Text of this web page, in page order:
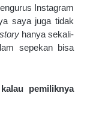
Instagram
saya juga tidak
story hanya sekali-
sepekan bisa
pemiliknya